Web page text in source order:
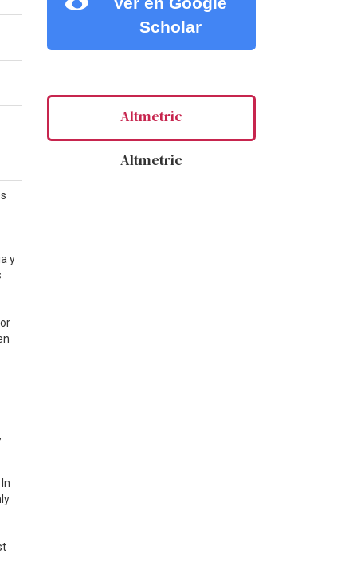
y
Scholar
Altmetric
Altmetric